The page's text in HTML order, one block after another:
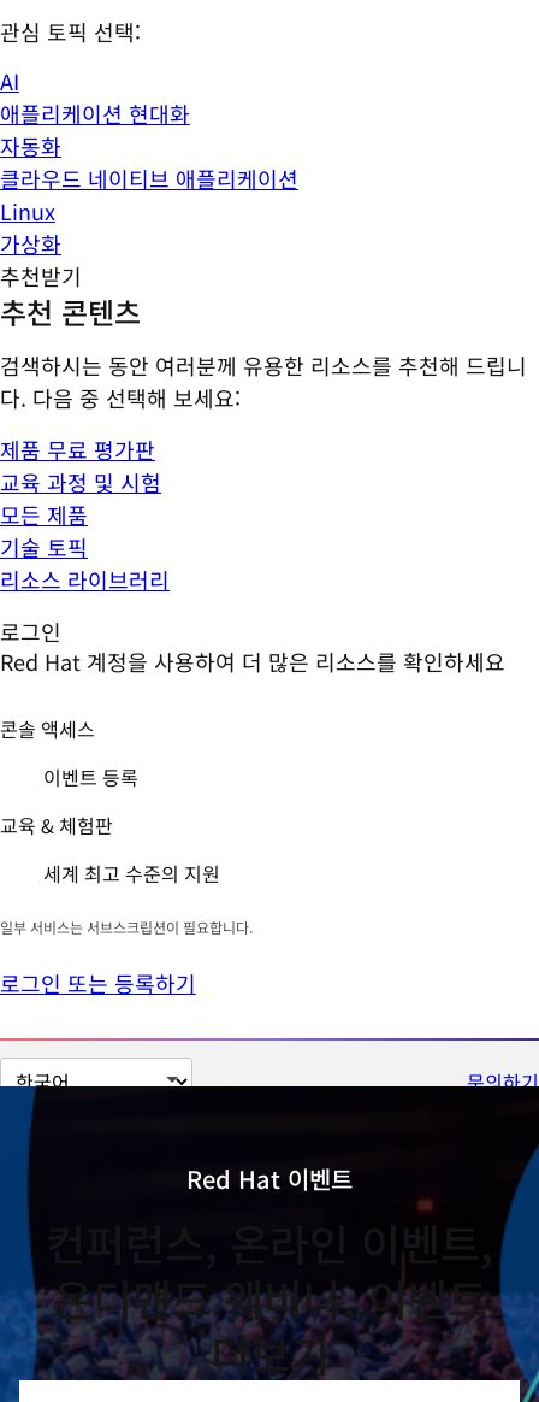
관심 토픽 선택:
AI
애플리케이션 현대화
자동화
클라우드 네이티브 애플리케이션
Linux
가상화
추천받기
추천 콘텐츠
검색하시는 동안 여러분께 유용한 리소스를 추천해 드립니
다. 다음 중 선택해 보세요:
제품 무료 평가판
교육 과정 및 시험
모든 제품
기술 토픽
리소스 라이브러리
로그인
Red Hat 계정을 사용하여 더 많은 리소스를 확인하세요
콘솔 액세스
이벤트 등록
교육 & 체험판
세계 최고 수준의 지원
일부 서비스는 서브스크립션이 필요합니다.
로그인 또는 등록하기
페
문의하기
Red Hat 이벤트
컨퍼런스, 온라인 이벤트,
온디맨드 웨비나, 이벤트
더보기